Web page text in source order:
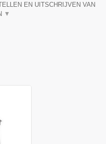
EN UITSCHRIJVEN VAN
▼